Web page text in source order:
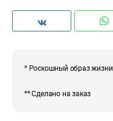
* Роскошный образ жизни
** Сделано на заказ